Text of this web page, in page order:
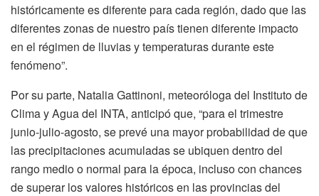
históricamente es diferente para cada región, dado que las
diferentes zonas de nuestro país tienen diferente impacto
en el régimen de lluvias y temperaturas durante este
fenómeno”.
Por su parte, Natalia Gattinoni, meteoróloga del Instituto de
Clima y Agua del INTA, anticipó que, “para el trimestre
junio-julio-agosto, se prevé una mayor probabilidad de que
las precipitaciones acumuladas se ubiquen dentro del
rango medio o normal para la época, incluso con chances
de superar los valores históricos en las provincias del